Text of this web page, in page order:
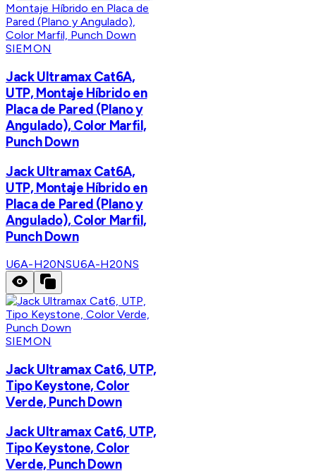
SIEMON
Jack Ultramax Cat6A,
UTP, Montaje Híbrido en
Placa de Pared (Plano y
Angulado), Color Marfil,
Punch Down
Jack Ultramax Cat6A,
UTP, Montaje Híbrido en
Placa de Pared (Plano y
Angulado), Color Marfil,
Punch Down
U6A-H20NSU6A-H20NS
SIEMON
Jack Ultramax Cat6, UTP,
Tipo Keystone, Color
Verde, Punch Down
Jack Ultramax Cat6, UTP,
Tipo Keystone, Color
Verde, Punch Down